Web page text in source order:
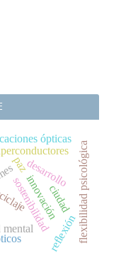
paz
sostenibilidad
desarrollo
reflexiónflexibilidad psicológica
mental
ópticas
innovaciónciudad